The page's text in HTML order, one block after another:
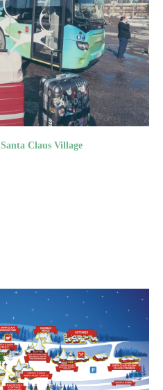
Santa Claus Village